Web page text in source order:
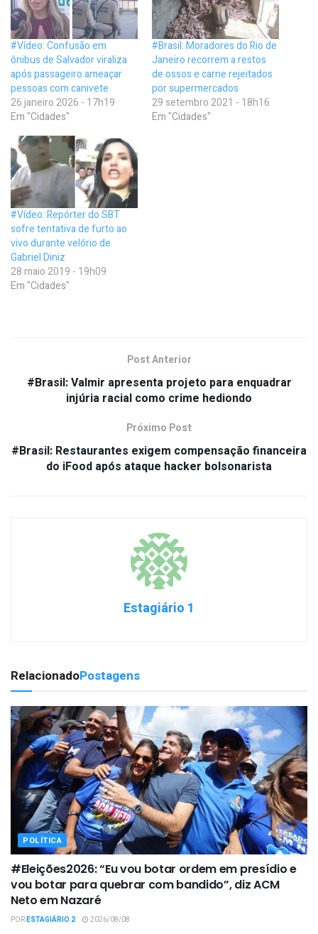
#Vídeo: Confusão em
ônibus de Salvador viraliza
após passageiro ameaçar
pessoas com canivete
26 janeiro 2026 - 17h19
Em "Cidades"
#Brasil: Moradores do Rio de
Janeiro recorrem a restos
de ossos e carne rejeitados
por supermercados
29 setembro 2021 - 18h16
Em "Cidades"
#Vídeo: Repórter do SBT
sofre tentativa de furto ao
vivo durante velório de
Gabriel Diniz
28 maio 2019 - 19h09
Em "Cidades"
Post Anterior
#Brasil: Valmir apresenta projeto para enquadrar
injúria racial como crime hediondo
Próximo Post
#Brasil: Restaurantes exigem compensação financeira
do iFood após ataque hacker bolsonarista
Estagiário 1
RelacionadoPostagens
POLÍTICA
#Eleições2026: “Eu vou botar ordem em presídio e
vou botar para quebrar com bandido”, diz ACM
Neto em Nazaré
PORESTAGIÁRIO 2 2026/08/08